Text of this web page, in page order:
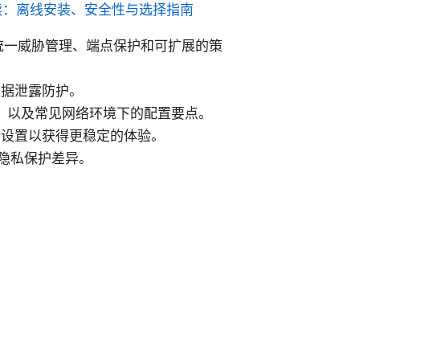
离线安装、安全性与选择指南
威胁管理、端点保护和可扩展的策
泄露防护。
及常见网络环境下的配置要点。
置以获得更稳定的体验。
保护差异。